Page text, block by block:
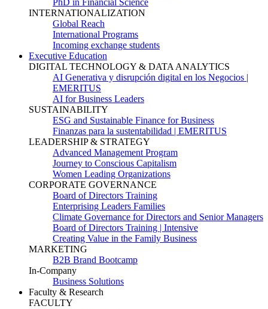
PhD in Financial Science
INTERNATIONALIZATION
Global Reach
International Programs
Incoming exchange students
Executive Education
DIGITAL TECHNOLOGY & DATA ANALYTICS
AI Generativa y disrupción digital en los Negocios |
EMERITUS
AI for Business Leaders
SUSTAINABILITY
ESG and Sustainable Finance for Business
Finanzas para la sustentabilidad | EMERITUS
LEADERSHIP & STRATEGY
Advanced Management Program
Journey to Conscious Capitalism
Women Leading Organizations
CORPORATE GOVERNANCE
Board of Directors Training
Enterprising Leaders Families
Climate Governance for Directors and Senior Managers
Board of Directors Training | Intensive
Creating Value in the Family Business
MARKETING
B2B Brand Bootcamp
In-Company
Business Solutions
Faculty & Research
FACULTY